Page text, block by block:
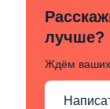
лучше?
Ждём